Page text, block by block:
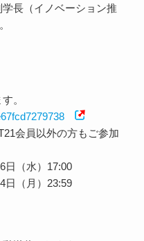
長（イノベーション推
。
会員以外の方もご参加
日（水）17:00
日（月）23:59